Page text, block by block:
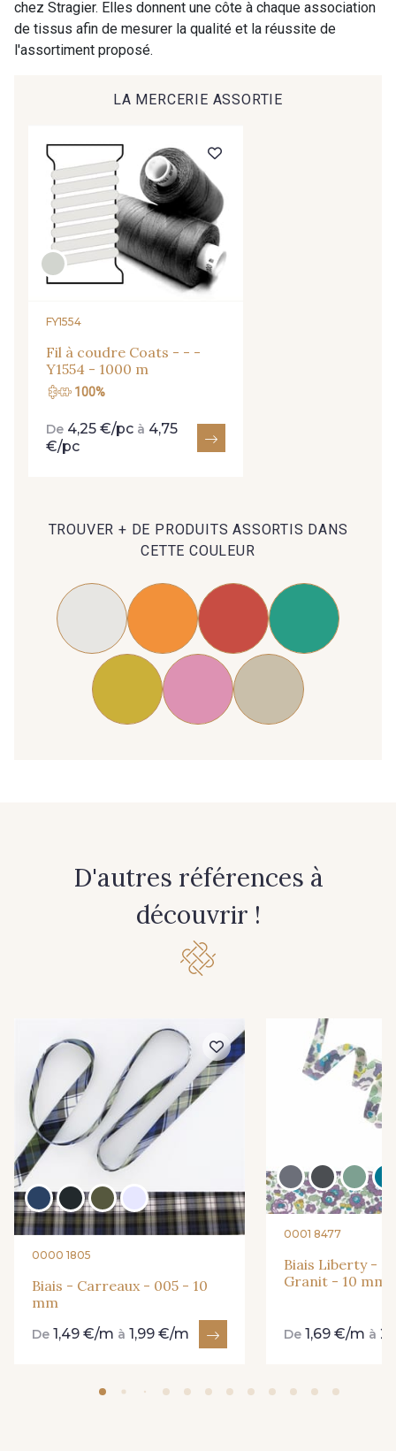
chez Stragier. Elles donnent une côte à chaque association
de tissus afin de mesurer la qualité et la réussite de
l'assortiment proposé.
LA MERCERIE ASSORTIE
FY1554
Fil à coudre Coats - - -
Y1554 - 1000 m
100%
De 4,25 €/pc à 4,75
€/pc
TROUVER + DE PRODUITS ASSORTIS DANS
CETTE COULEUR
D'autres références à
découvrir !
0000 1805
Biais - Carreaux - 005 - 10
mm
De 1,49 €/m à 1,99 €/m
0001 8477
Biais Liberty -
Granit - 10 mm
De1,69 €/m à